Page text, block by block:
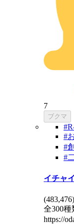
7
ブクマ
#
#
#
イチャ
(483,476)
全300種
https://